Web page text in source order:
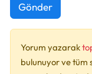
Gönder
Yorum yazarak
bulunuyor ve tüm